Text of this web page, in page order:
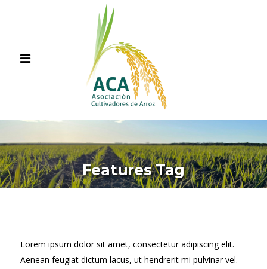
Features Tag
Lorem ipsum dolor sit amet, consectetur adipiscing elit.
Aenean feugiat dictum lacus, ut hendrerit mi pulvinar vel.